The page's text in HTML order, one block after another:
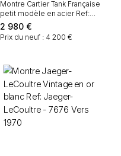
Montre Cartier Tank Française
petit modèle en acier Ref:
Cartier - 2384 Vers 2000
2 980 €
Prix du neuf : 4 200 €